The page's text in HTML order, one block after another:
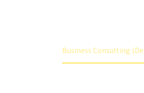
Business Consulting